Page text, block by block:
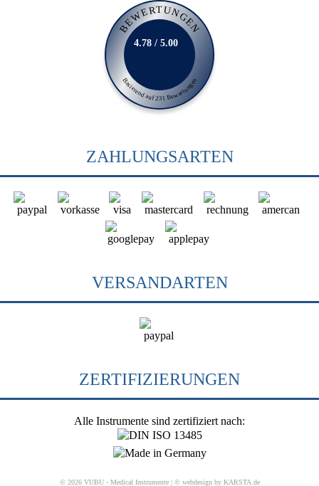
BEWERTUNGEN
Basierend auf 231 Bewertungen
4.78 / 5.00
ZAHLUNGSARTEN
VERSANDARTEN
ZERTIFIZIERUNGEN
Alle Instrumente sind zertifiziert nach:
© 2026 VUBU - Medical Instrumente | © webdesign by KARSTA.de